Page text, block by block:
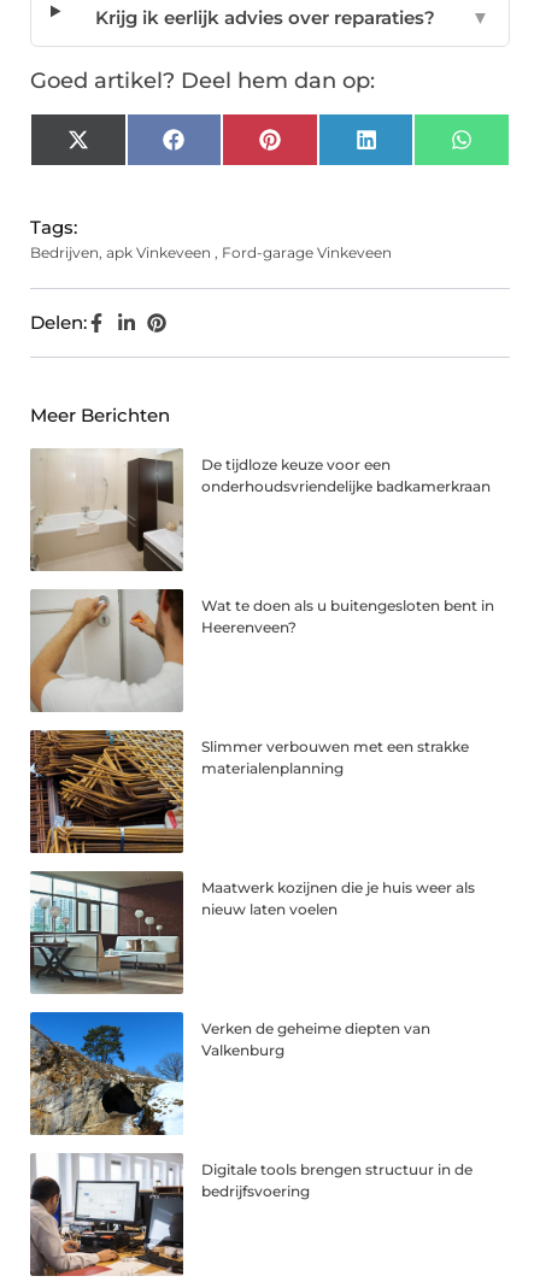
Krijg ik eerlijk advies over reparaties? ▼
Goed artikel? Deel hem dan op:
X
(Twitter)
FacebookPinterest LinkedIn
Tags:
Bedrijven, apk Vinkeveen , Ford-garage Vinkeveen
Delen:
Meer Berichten
De tijdloze keuze voor een
onderhoudsvriendelijke badkamerkraan
Wat te doen als u buitengesloten bent in
Heerenveen?
Slimmer verbouwen met een strakke
materialenplanning
Maatwerk kozijnen die je huis weer als
nieuw laten voelen
Verken de geheime diepten van
Valkenburg
Digitale tools brengen structuur in de
bedrijfsvoering